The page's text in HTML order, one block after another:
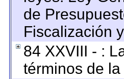
de
Fiscalización
84 XXVIII - :
términos de